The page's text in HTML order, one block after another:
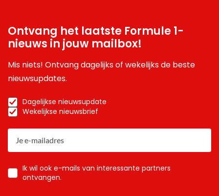
Ontvang het laatste Formule 1-
nieuws in jouw mailbox!
Mis niets! Ontvang dagelijks of wekelijks de beste
nieuwsupdates.
Dagelijkse nieuwsupdate
Wekelijkse nieuwsbrief
Ik wil ook e-mails van interessante partners
ontvangen.